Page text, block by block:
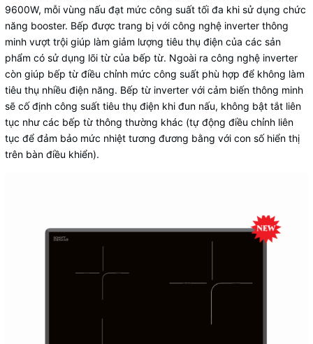
9600W, mỗi vùng nấu đạt mức công suất tối đa khi sử dụng chức
năng booster. Bếp được trang bị với công nghệ inverter thông
minh vượt trội giúp làm giảm lượng tiêu thụ điện của các sản
phẩm có sử dụng lõi từ của bếp từ. Ngoài ra công nghệ inverter
còn giúp bếp từ điều chỉnh mức công suất phù hợp để không làm
tiêu thụ nhiều điện năng. Bếp từ inverter với cảm biến thông minh
sẽ cố định công suất tiêu thụ điện khi đun nấu, không bật tắt liên
tục như các bếp từ thông thường khác (tự động điều chỉnh liên
tục để đảm bảo mức nhiệt tương đương bằng với con số hiển thị
trên bàn điều khiển).